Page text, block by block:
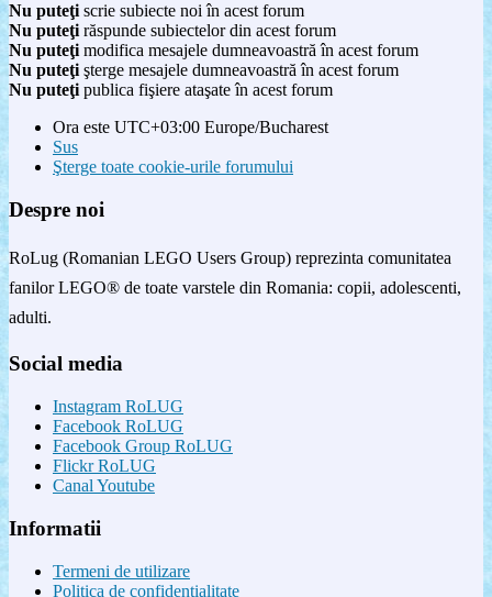
Nu puteţi scrie subiecte noi în acest forum
Nu puteţi răspunde subiectelor din acest forum
Nu puteţi modifica mesajele dumneavoastră în acest forum
Nu puteţi şterge mesajele dumneavoastră în acest forum
Nu puteţi publica fişiere ataşate în acest forum
Ora este UTC+03:00 Europe/Bucharest
Sus
Şterge toate cookie-urile forumului
Despre noi
RoLug (Romanian LEGO Users Group) reprezinta comunitatea
fanilor LEGO® de toate varstele din Romania: copii, adolescenti,
adulti.
Social media
Instagram RoLUG
Facebook RoLUG
Facebook Group RoLUG
Flickr RoLUG
Canal Youtube
Informatii
Termeni de utilizare
Politica de confidenţialitate